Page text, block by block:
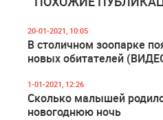
20-01-2021, 10:05
В столичном зоопарке
новых обитателей
1-01-2021, 12:26
Сколько малышей
новогоднюю ночь